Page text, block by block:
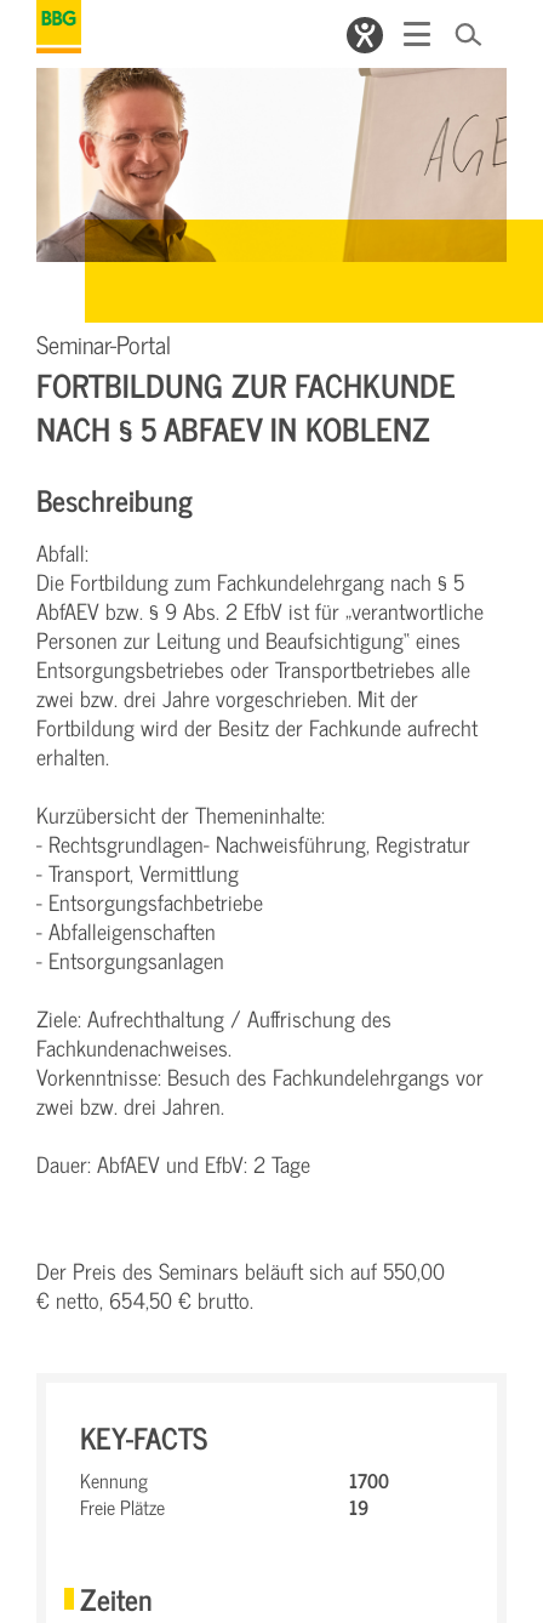
Seminar-Portal
FORTBILDUNG ZUR FACHKUNDE
NACH § 5 ABFAEV IN KOBLENZ
Beschreibung
Abfall:
Die Fortbildung zum Fachkundelehrgang nach § 5
AbfAEV bzw. § 9 Abs. 2 EfbV ist für „verantwortliche
Personen zur Leitung und Beaufsichtigung“ eines
Entsorgungsbetriebes oder Transportbetriebes alle
zwei bzw. drei Jahre vorgeschrieben. Mit der
Fortbildung wird der Besitz der Fachkunde aufrecht
erhalten.
Kurzübersicht der Themeninhalte:
- Rechtsgrundlagen- Nachweisführung, Registratur
- Transport, Vermittlung
- Entsorgungsfachbetriebe
- Abfalleigenschaften
- Entsorgungsanlagen
Ziele: Aufrechthaltung / Auffrischung des
Fachkundenachweises.
Vorkenntnisse: Besuch des Fachkundelehrgangs vor
zwei bzw. drei Jahren.
Dauer: AbfAEV und EfbV: 2 Tage
Der Preis des Seminars beläuft sich auf 550,00
€ netto, 654,50 € brutto.
KEY-FACTS
Kennung
1700
Freie Plätze
19
Zeiten